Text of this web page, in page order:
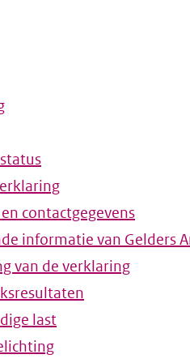
contactgegevens
informatie van Gelders
van de verklaring
last